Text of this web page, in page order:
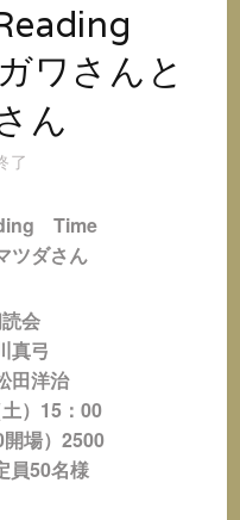
さんと
ん
了
Time
ツダさん
会
真弓
田洋治
）15：00
場）2500
員50名様